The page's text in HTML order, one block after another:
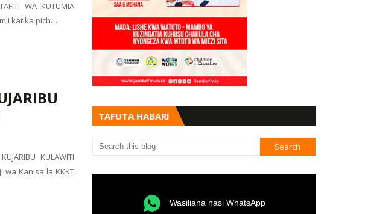
WA KUTUMIA
katika pich…
KULAWITI
wa Kanisa la KKKT
TAFUTA HABARI
Wasiliana nasi WhatsApp